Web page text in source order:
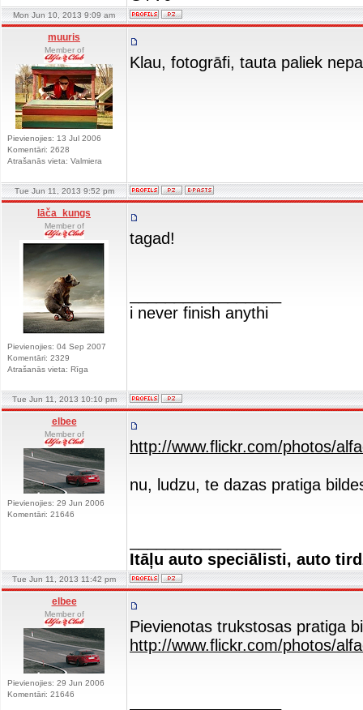
Mon Jun 10, 2013 9:09 am
muuris
Member of
Pievienojies: 13 Jul 2006
Komentāri: 2628
Atrašanās vieta: Valmiera
Klau, fotogrāfi, tauta paliek
Tue Jun 11, 2013 9:52 pm
lāča_kungs
Member of
Pievienojies: 04 Sep 2007
Komentāri: 2329
Atrašanās vieta: Rīga
tagad!
i never finish anythi
Tue Jun 11, 2013 10:10 pm
elbee
Member of
Pievienojies: 29 Jun 2006
Komentāri: 21646
http://www.flickr.com/photos/
nu, ludzu, te dazas pratiga
Itāļu auto speciālisti, auto
Tue Jun 11, 2013 11:42 pm
elbee
Member of
Pievienojies: 29 Jun 2006
Komentāri: 21646
Pievienotas trukstosas pratiga
http://www.flickr.com/photos/